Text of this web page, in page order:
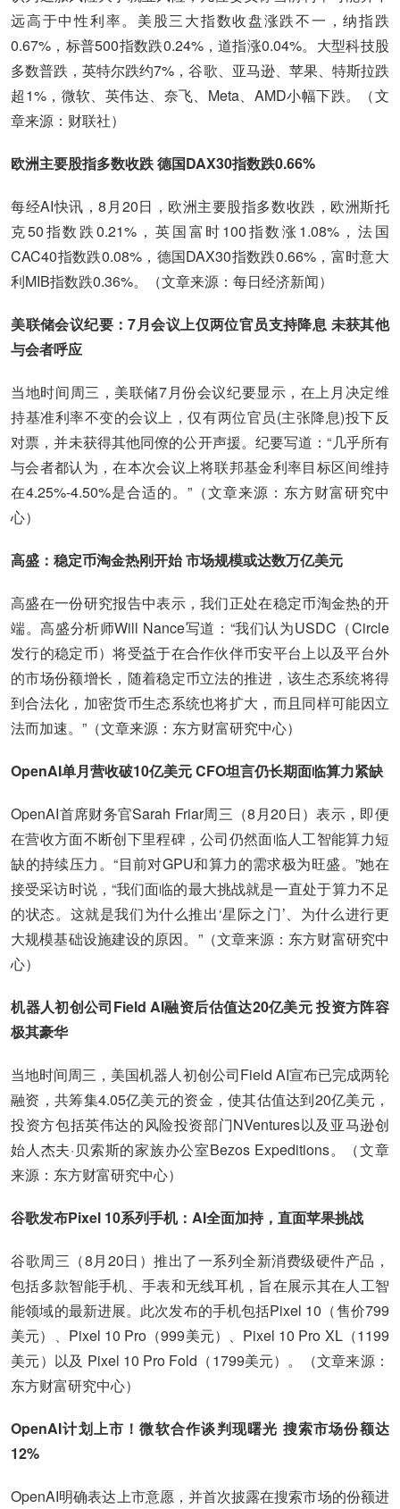
远高于中性利率。美股三大指数收盘涨跌不一，纳指跌
0.67%，标普500指数跌0.24%，道指涨0.04%。大型科技股
多数普跌，英特尔跌约7%，谷歌、亚马逊、苹果、特斯拉跌
超1%，微软、英伟达、奈飞、Meta、AMD小幅下跌。（文
章来源：财联社）
欧洲主要股指多数收跌 德国DAX30指数跌0.66%
每经AI快讯，8月20日，欧洲主要股指多数收跌，欧洲斯托
克50指数跌0.21%，英国富时100指数涨1.08%，法国
CAC40指数跌0.08%，德国DAX30指数跌0.66%，富时意大
利MIB指数跌0.36%。（文章来源：每日经济新闻）
美联储会议纪要：7月会议上仅两位官员支持降息 未获其他
与会者呼应
当地时间周三，美联储7月份会议纪要显示，在上月决定维
持基准利率不变的会议上，仅有两位官员(主张降息)投下反
对票，并未获得其他同僚的公开声援。纪要写道：“几乎所有
与会者都认为，在本次会议上将联邦基金利率目标区间维持
在4.25%-4.50%是合适的。”（文章来源：东方财富研究中
心）
高盛：稳定币淘金热刚开始 市场规模或达数万亿美元
高盛在一份研究报告中表示，我们正处在稳定币淘金热的开
端。高盛分析师Will Nance写道：“我们认为USDC（Circle
发行的稳定币）将受益于在合作伙伴币安平台上以及平台外
的市场份额增长，随着稳定币立法的推进，该生态系统将得
到合法化，加密货币生态系统也将扩大，而且同样可能因立
法而加速。”（文章来源：东方财富研究中心）
OpenAI单月营收破10亿美元 CFO坦言仍长期面临算力紧缺
OpenAI首席财务官Sarah Friar周三（8月20日）表示，即便
在营收方面不断创下里程碑，公司仍然面临人工智能算力短
缺的持续压力。“目前对GPU和算力的需求极为旺盛。”她在
接受采访时说，“我们面临的最大挑战就是一直处于算力不足
的状态。这就是我们为什么推出‘星际之门’、为什么进行更
大规模基础设施建设的原因。”（文章来源：东方财富研究中
心）
机器人初创公司Field AI融资后估值达20亿美元 投资方阵容
极其豪华
当地时间周三，美国机器人初创公司Field AI宣布已完成两轮
融资，共筹集4.05亿美元的资金，使其估值达到20亿美元，
投资方包括英伟达的风险投资部门NVentures以及亚马逊创
始人杰夫·贝索斯的家族办公室Bezos Expeditions。（文章
来源：东方财富研究中心）
谷歌发布Pixel 10系列手机：AI全面加持，直面苹果挑战
谷歌周三（8月20日）推出了一系列全新消费级硬件产品，
包括多款智能手机、手表和无线耳机，旨在展示其在人工智
能领域的最新进展。此次发布的手机包括Pixel 10（售价799
美元）、Pixel 10 Pro（999美元）、Pixel 10 Pro XL（1199
美元）以及 Pixel 10 Pro Fold（1799美元）。（文章来源：
东方财富研究中心）
OpenAI计划上市！微软合作谈判现曙光 搜索市场份额达
12%
OpenAI明确表达上市意愿，并首次披露在搜索市场的份额进